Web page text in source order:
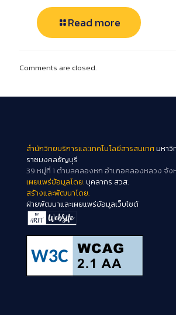
Read more
Comments are closed.
สำนักวิทยบริการและเทคโนโลยีสารสนเทศมหาวิ
ราชมงคลธัญบุรี
39 หมู่ที่ 1 ตำบลคลองหก อำเภอคลองหลวง จัง
เผยแพร่ข้อมูลโดย.บุคลากร สวส.
สร้างและพัฒนาโดย.
ฝ่ายพัฒนาและเผยแพร่ข้อมูลเว็บไซต์